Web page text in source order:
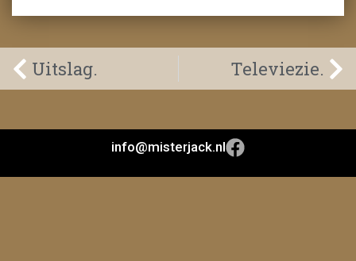
Uitslag. Televiezie.
info@misterjack.nl